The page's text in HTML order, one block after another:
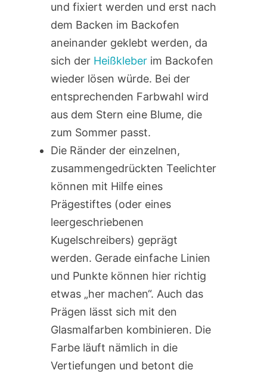
und fixiert werden und erst nach
dem Backen im Backofen
aneinander geklebt werden, da
sich der Heißkleberim Backofen
wieder lösen würde. Bei der
entsprechenden Farbwahl wird
aus dem Stern eine Blume, die
zum Sommer passt.
Die Ränder der einzelnen,
zusammengedrückten Teelichter
können mit Hilfe eines
Prägestiftes (oder eines
leergeschriebenen
Kugelschreibers) geprägt
werden. Gerade einfache Linien
und Punkte können hier richtig
etwas „her machen“. Auch das
Prägen lässt sich mit den
Glasmalfarben kombinieren. Die
Farbe läuft nämlich in die
Vertiefungen und betont die